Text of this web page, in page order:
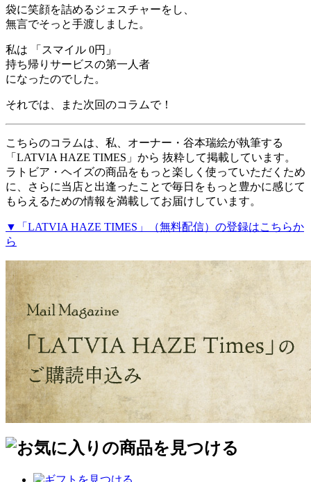
袋に笑顔を詰めるジェスチャーをし、
無言でそっと手渡しました。
私は 「スマイル 0円」
持ち帰りサービスの第一人者
になったのでした。
それでは、また次回のコラムで！
こちらのコラムは、私、オーナー・谷本瑞絵が執筆する
「LATVIA HAZE TIMES」から 抜粋して掲載しています。
ラトビア・ヘイズの商品をもっと楽しく使っていただくため
に、さらに当店と出逢ったことで毎日をもっと豊かに感じて
もらえるための情報を満載してお届けしています。
▼「LATVIA HAZE TIMES」（無料配信）の登録はこちらか
ら